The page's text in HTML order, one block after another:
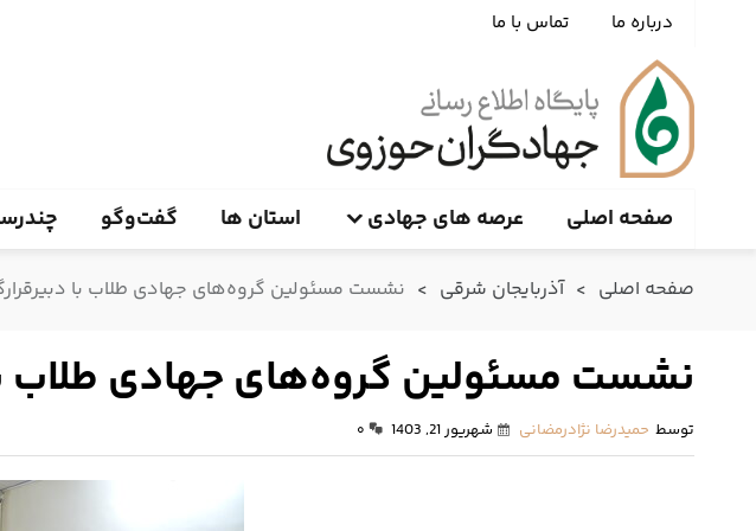
درباره ما تماس با ما
صفحه اصلی عرصه های جهادی استان ها گفت‌وگو
صفحه اصلی > آذربایجان شرقی > نشست مسئولین گروه‌های جهادی طلاب با
نشست مسئولین گروه‌های جهادی طلاب با
توسط حمیدرضا نژادرمضانی شهریور 21, 1403 ۰